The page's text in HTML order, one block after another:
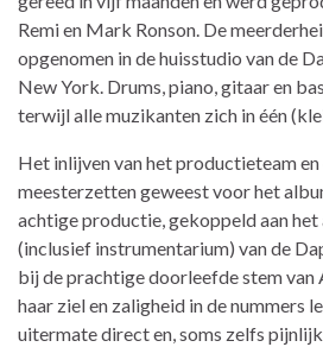
Remi en Mark Ronson. De
opgenomen in de huisstudio van de
New York. Drums, piano, gitaar en
terwijl alle muzikanten zich in één
Het inlijven van het productieteam
meesterzetten geweest voor het
achtige productie, gekoppeld aan
(inclusief instrumentarium) van de
bij de prachtige doorleefde stem van
haar ziel en zaligheid in de nummers
uitermate direct en, soms zelfs